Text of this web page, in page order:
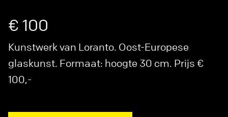
€ 100
Kunstwerk van Loranto. Oost-Europese
glaskunst. Formaat: hoogte 30 cm. Prijs €
100,-